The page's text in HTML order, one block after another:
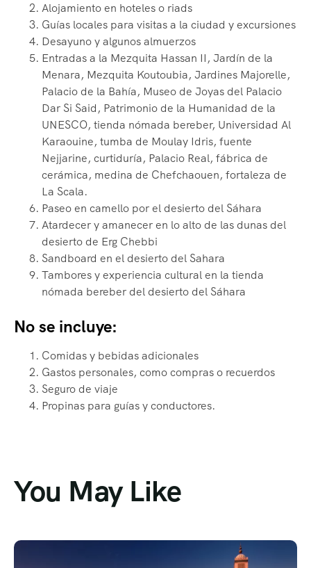
Alojamiento en hoteles o riads
Guías locales para visitas a la ciudad y excursiones
Desayuno y algunos almuerzos
Entradas a la Mezquita Hassan II, Jardín de la
Menara, Mezquita Koutoubia, Jardines Majorelle,
Palacio de la Bahía, Museo de Joyas del Palacio
Dar Si Said, Patrimonio de la Humanidad de la
UNESCO, tienda nómada bereber, Universidad Al
Karaouine, tumba de Moulay Idris, fuente
Nejjarine, curtiduría, Palacio Real, fábrica de
cerámica, medina de Chefchaouen, fortaleza de
La Scala.
Paseo en camello por el desierto del Sáhara
Atardecer y amanecer en lo alto de las dunas del
desierto de Erg Chebbi
Sandboard en el desierto del Sahara
Tambores y experiencia cultural en la tienda
nómada bereber del desierto del Sáhara
No se incluye:
Comidas y bebidas adicionales
Gastos personales, como compras o recuerdos
Seguro de viaje
Propinas para guías y conductores.
You May Like